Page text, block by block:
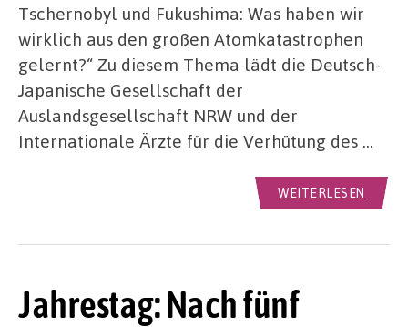
Tschernobyl und Fukushima: Was haben wir
wirklich aus den großen Atomkatastrophen
gelernt?“ Zu diesem Thema lädt die Deutsch-
Japanische Gesellschaft der
Auslandsgesellschaft NRW und der
Internationale Ärzte für die Verhütung des …
WEITERLESEN
Jahrestag: Nach fünf